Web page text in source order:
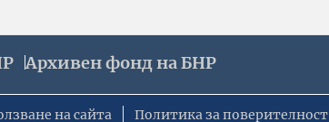
Архивен фонд на БНР
на сайта Политика за поверителност